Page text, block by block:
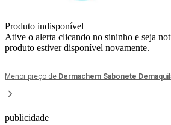
Produto indisponível
Ative o alerta clicando no sininho e seja
produto estiver disponível novamente.
Menor preço de Dermachem Sabonete
publicidade